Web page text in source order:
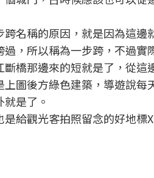
名稱的原因，就是因為這邊
，所以稱為一步跨，不過實
橋那邊來的短就是了，從這
圖後方綠色建築，導遊說每
是了。
給觀光客拍照留念的好地標